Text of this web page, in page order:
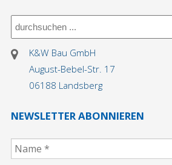
Firma in Zahlen
Jobbörse
Ausbildung
K&W Bau GmbH
August-Bebel-Str. 17
06188 Landsberg
NEWSLETTER ABONNIEREN